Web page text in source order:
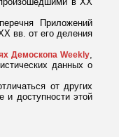
Приложений
вв. от его деления
Демоскопа Weekly,
данных о
от других
и доступности этой